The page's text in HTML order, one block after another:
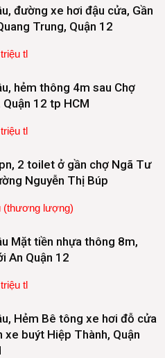
đường xe hơi đậu cửa, Gần
Trung, Quận 12
tl
hẻm thông 4m sau Chợ
12 tp HCM
tl
2 toilet ở gần chợ Ngã Tư
Nguyễn Thị Búp
(thương lượng)
Mặt tiền nhựa thông 8m,
An Quận 12
tl
Hẻm Bê tông xe hơi đỗ cửa
xe buýt Hiệp Thành, Quận